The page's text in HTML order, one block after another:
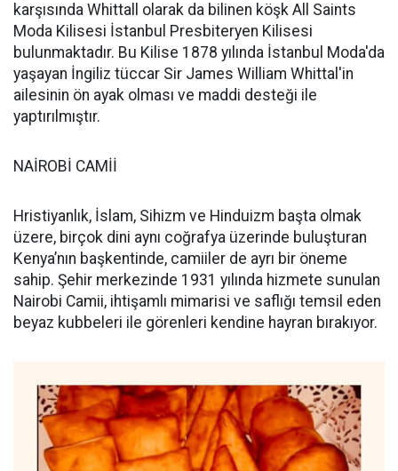
karşısında Whittall olarak da bilinen köşk All Saints
Moda Kilisesi İstanbul Presbiteryen Kilisesi
bulunmaktadır. Bu Kilise 1878 yılında İstanbul Moda'da
yaşayan İngiliz tüccar Sir James William Whittal'in
ailesinin ön ayak olması ve maddi desteği ile
yaptırılmıştır.
NAİROBİ CAMİİ
Hristiyanlık, İslam, Sihizm ve Hinduizm başta olmak
üzere, birçok dini aynı coğrafya üzerinde buluşturan
Kenya’nın başkentinde, camiiler de ayrı bir öneme
sahip. Şehir merkezinde 1931 yılında hizmete sunulan
Nairobi Camii, ihtişamlı mimarisi ve saflığı temsil eden
beyaz kubbeleri ile görenleri kendine hayran bırakıyor.